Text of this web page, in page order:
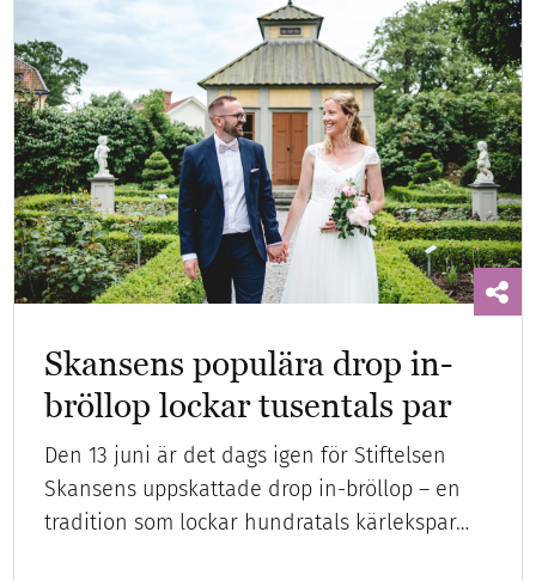
Skansens populära drop in-
bröllop lockar tusentals par
Den 13 juni är det dags igen för Stiftelsen
Skansens uppskattade drop in-bröllop – en
tradition som lockar hundratals kärlekspar…